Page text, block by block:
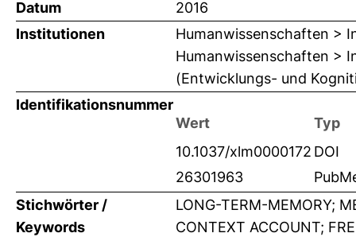
Datum
2016
Institutionen
Humanwissenschaften >
Humanwissenschaften >
(Entwicklungs- und
Identifikationsnummer
Wert
Typ
10.1037/xlm0000172 DOI
26301963
Stichwörter /
Keywords
LONG-TERM-MEMORY;
CONTEXT ACCOUNT;